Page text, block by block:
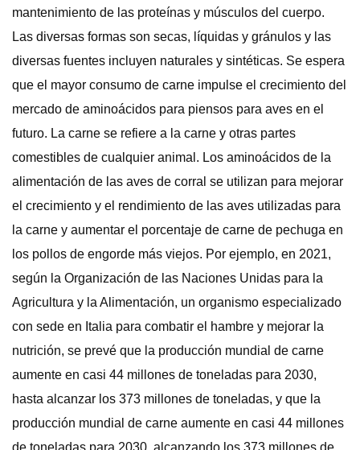
mantenimiento de las proteínas y músculos del cuerpo.
Las diversas formas son secas, líquidas y gránulos y las
diversas fuentes incluyen naturales y sintéticas. Se espera
que el mayor consumo de carne impulse el crecimiento del
mercado de aminoácidos para piensos para aves en el
futuro. La carne se refiere a la carne y otras partes
comestibles de cualquier animal. Los aminoácidos de la
alimentación de las aves de corral se utilizan para mejorar
el crecimiento y el rendimiento de las aves utilizadas para
la carne y aumentar el porcentaje de carne de pechuga en
los pollos de engorde más viejos. Por ejemplo, en 2021,
según la Organización de las Naciones Unidas para la
Agricultura y la Alimentación, un organismo especializado
con sede en Italia para combatir el hambre y mejorar la
nutrición, se prevé que la producción mundial de carne
aumente en casi 44 millones de toneladas para 2030,
hasta alcanzar los 373 millones de toneladas, y que la
producción mundial de carne aumente en casi 44 millones
de toneladas para 2030, alcanzando los 373 millones de